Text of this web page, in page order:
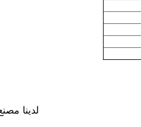
لدينا